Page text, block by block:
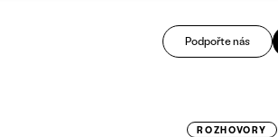
Podpořte nás
ROZHOVORY